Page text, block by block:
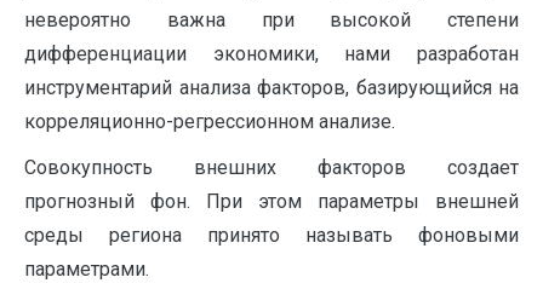
невероятно важна при высокой степени
дифференциации экономики, нами разработан
инструментарий анализа факторов, базирующийся на
корреляционно-регрессионном анализе.
Совокупность внешних факторов создает
прогнозный фон. При этом параметры внешней
среды региона принято называть фоновыми
параметрами.